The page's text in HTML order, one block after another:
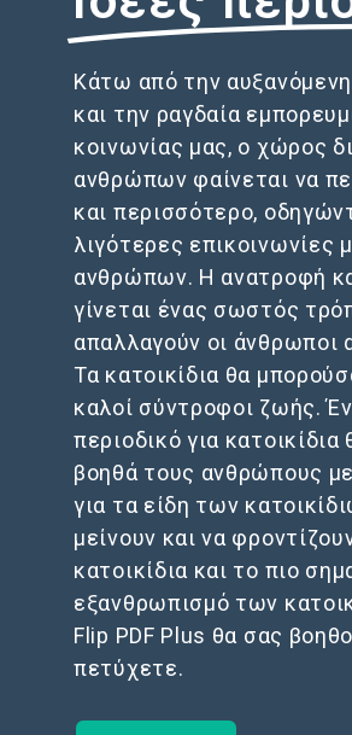
Κάτω από την
και την ραγδαία
κοινωνίας μας, ο χώρος
ανθρώπων φαίνεται να
και περισσότερο,
λιγότερες επικοινωνίες
ανθρώπων. Η ανατροφή
γίνεται ένας σωστός
απαλλαγούν οι άνθρωποι
Τα κατοικίδια θα
καλοί σύντροφοι ζωής.
περιοδικό για
βοηθά τους ανθρώπους
για τα είδη των
μείνουν και να
κατοικίδια και το πιο
εξανθρωπισμό των
Flip PDF Plus θα σας
πετύχετε.